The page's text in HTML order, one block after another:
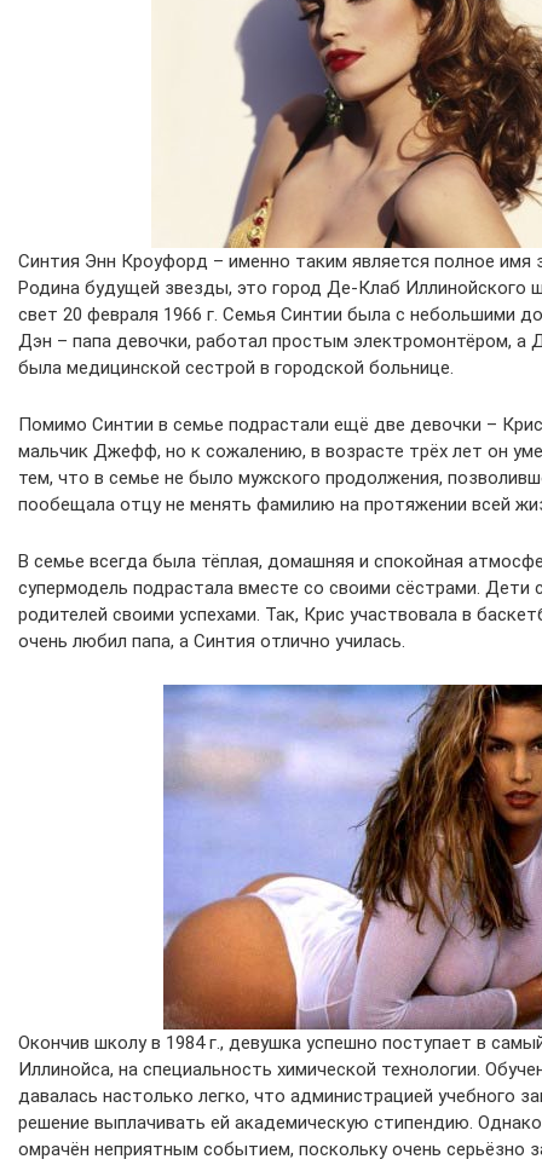
Синтия Энн Кроуфорд – именно таким является полное имя
Родина будущей звезды, это город Де-Клаб Иллинойского
свет 20 февраля 1966 г. Семья Синтии была с небольшими
Дэн – папа девочки, работал простым электромонтёром,
была медицинской сестрой в городской больнице.
Помимо Синтии в семье подрастали ещё две девочки –
мальчик Джефф, но к сожалению, в возрасте трёх лет он
тем, что в семье не было мужского продолжения,
пообещала отцу не менять фамилию на протяжении всей
В семье всегда была тёплая, домашняя и спокойная
супермодель подрастала вместе со своими сёстрами. Дети
родителей своими успехами. Так, Крис участвовала в
очень любил папа, а Синтия отлично училась.
Окончив школу в 1984 г., девушка успешно поступает в
Иллинойса, на специальность химической технологии.
давалась настолько легко, что администрацией учебного
решение выплачивать ей академическую стипендию.
омрачён неприятным событием, поскольку очень серьёзно